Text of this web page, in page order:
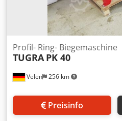
Velen 256 km
Profil- Ring- Biegemaschine
TUGRA PK 40
Preisinfo